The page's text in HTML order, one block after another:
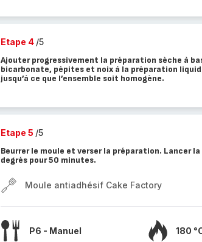
Etape 4 /5
Ajouter progressivement la préparation sèche à
bicarbonate, pépites et noix à la préparation
jusqu’à ce que l’ensemble soit homogène.
Etape 5 /5
Beurrer le moule et verser la préparation. Lancer
degrés pour 50 minutes.
Moule antiadhésif Cake Factory
P6 - Manuel 180